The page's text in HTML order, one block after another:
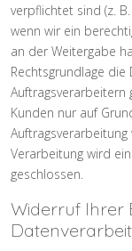
verpflichtet sind (z.
wenn wir ein
an der Weitergabe
Rechtsgrundlage
Kunden nur auf
Verarbeitung wird
geschlossen.
Widerruf Ihrer